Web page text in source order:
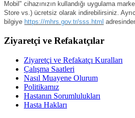
Mobil" cihazınızın kullandığı uygulama
Store vs.) ücretsiz olarak indirebilirsiniz.
bilgiye https://mhrs.gov.tr/sss.html
Ziyaretçi ve Refakatçılar
Ziyaretçi ve Refakatçı Kuralları
Çalışma Saatleri
Nasıl Muayene Olurum
Politikamız
Hastanın Sorumlulukları
Hasta Hakları